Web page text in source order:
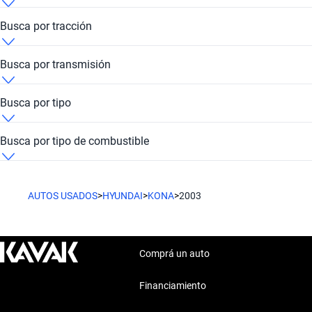
Hyundai Kona 2003 de 10 millones de pesos
Hyundai Kona 2003 de
Hyundai Kona 2003 de
Busca por tracción
Hyundai Kona 2003 4x4
Busca por transmisión
Hyundai Kona 2003 Automática
Busca por tipo
Hyundai Kona 2003 Hatchback
Busca por tipo de combustible
AUTOS USADOS>HYUNDAI>KONA>2003
Comprá un auto
Financiamiento